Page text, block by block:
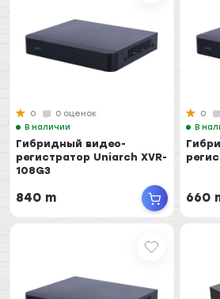
0
0 оценок
В наличии
Гибридный видео-
регистратор Uniarch XVR-
108G3
840 m
0
В
660